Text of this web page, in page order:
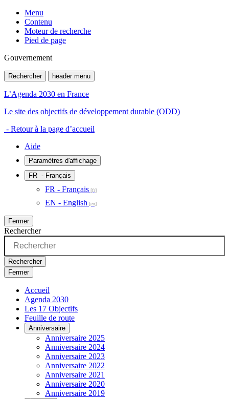
Menu
Contenu
Moteur de recherche
Pied de page
Gouvernement
Rechercher header menu
L’Agenda 2030 en France
Le site des objectifs de développement durable (ODD)
- Retour à la page d’accueil
Aide
Paramètres d'affichage
FR - Français
FR - Français
EN - English
Fermer
Rechercher
Rechercher
Fermer
Accueil
Agenda 2030
Les 17 Objectifs
Feuille de route
Anniversaire
Anniversaire 2025
Anniversaire 2024
Anniversaire 2023
Anniversaire 2022
Anniversaire 2021
Anniversaire 2020
Anniversaire 2019